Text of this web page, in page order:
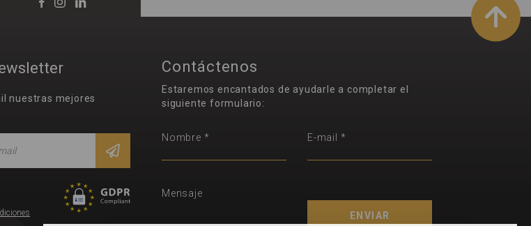
nuestras mejores
Contáctenos
Estaremos encantados de ayudarle a completar el
siguiente formulario:
Nombre * E-mail *
Mensaje
ENVIAR